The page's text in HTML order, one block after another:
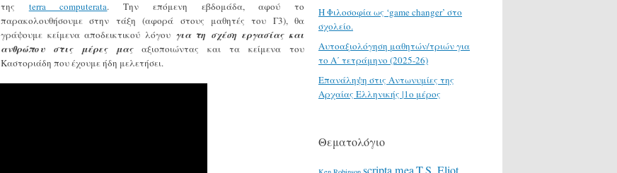
της terra computerata. Την επόμενη εβδομάδα, αφού το
παρακολουθήσουμε στην τάξη (αφορά στους μαθητές του Γ3), θα
γράψουμε κείμενα αποδεικτικού λόγου για τη σχέση εργασίας και
ανθρώπου στις μέρες μαςαξιοποιώντας και τα κείμενα του
Καστοριάδη που έχουμε ήδη μελετήσει.
H Φιλοσοφία ως ‘game changer’ στο
σχολείο.
Αυτοαξιολόγηση μαθητών/τριών για
το Α΄ τετράμηνο (2025-26)
Επανάληψη στις Αντωνυμίες της
Αρχαίας Ελληνικής |1ο μέρος
Θεματολόγιο